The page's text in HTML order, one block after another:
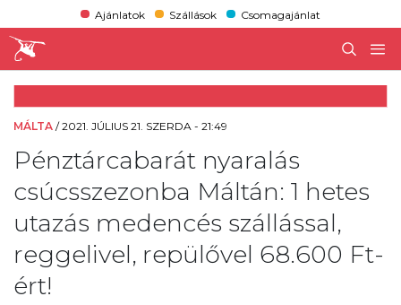
Ajánlatok Szállások Csomagajánlat
MÁLTA /2021. JÚLIUS 21. SZERDA - 21:49
Pénztárcabarát nyaralás
csúcsszezonba Máltán: 1 hetes
utazás medencés szállással,
reggelivel, repülővel 68.600 Ft-
ért!